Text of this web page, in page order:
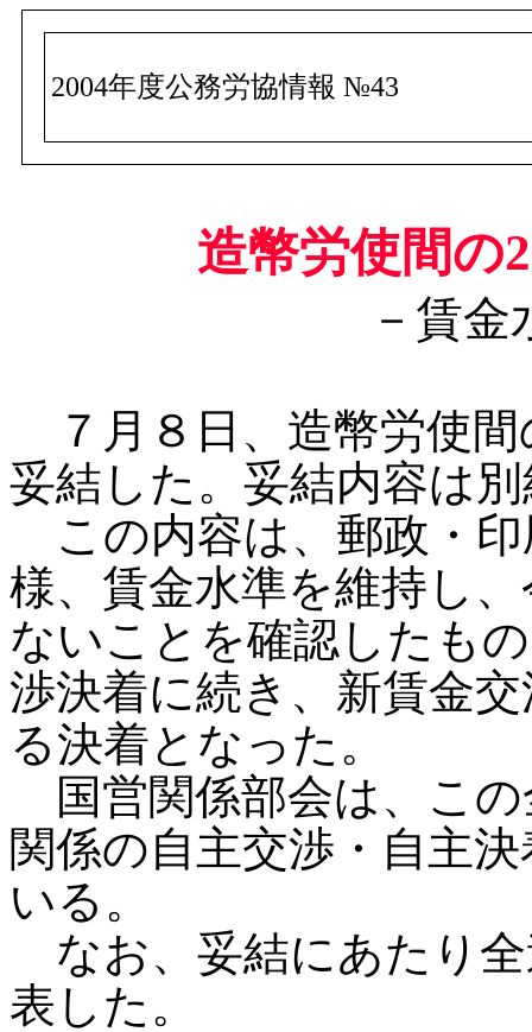
2004年度公務労協情報 №43
造幣労使間の
－賃
７月８日、造幣労使間
妥結した。妥結内容は
この内容は、郵政・印
様、賃金水準を維持し
ないことを確認したも
渉決着に続き、新賃金
る決着となった。
国営関係部会は、この
関係の自主交渉・自主
いる。
なお、妥結にあたり
表した。